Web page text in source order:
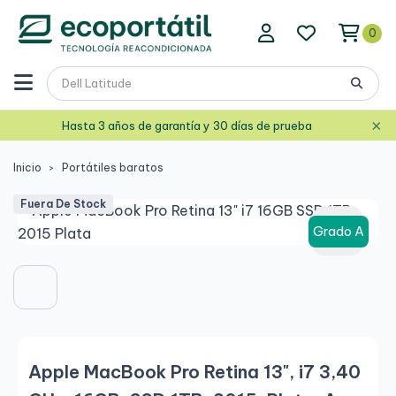
0
Hasta 3 años de garantía y 30 días de prueba ×
Inicio Portátiles baratos
Grado A
Fuera De Stock
Apple MacBook Pro Retina 13", i7 3,40